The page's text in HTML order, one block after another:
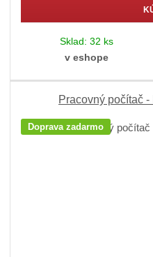
Sklad: 32 ks
v eshope
Pracovný počítač
Doprava zadarmo